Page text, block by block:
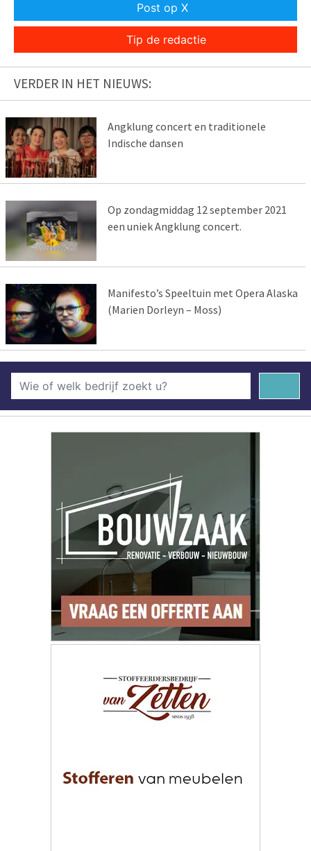
Post op X
Tip de redactie
VERDER IN HET NIEUWS:
Angklung concert en traditionele
Indische dansen
Op zondagmiddag 12 september 2021
een uniek Angklung concert.
Manifesto’s Speeltuin met Opera Alaska
(Marien Dorleyn – Moss)